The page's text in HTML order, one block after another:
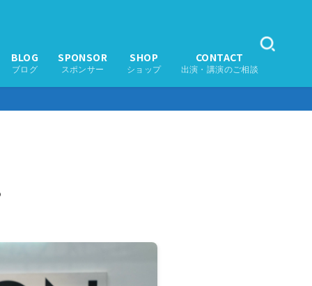
BLOG
ブログ
SPONSOR
スポンサー
SHOP
ショップ
CONTACT
出演・講演のご相談